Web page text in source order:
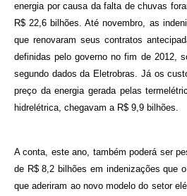
energia por causa da falta de chuvas
R$ 22,6 bilhões. Até novembro, as
que renovaram seus contratos
definidas pelo governo no fim de 2012,
segundo dados da Eletrobras. Já os
preço da energia gerada pelas
hidrelétrica, chegavam a R$ 9,9 bilhões.
A conta, este ano, também poderá ser
de R$ 8,2 bilhões em indenizações que
que aderiram ao novo modelo do setor